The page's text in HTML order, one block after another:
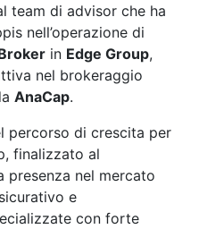
team di advisor che ha
nell’operazione di
in Edge Group,
nel brokeraggio
AnaCap.
percorso di crescita per
finalizzato al
nel mercato
e
con forte